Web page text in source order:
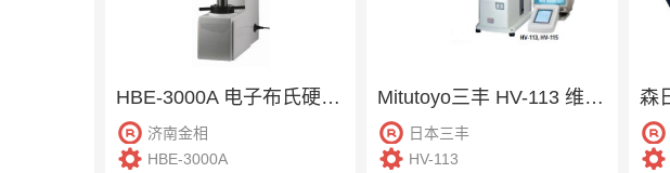
HBE-3000A 电子布氏硬度计
济南金相
HBE-3000A
Mitutoyo三丰 HV-113 维氏硬度计
日本三丰
HV-113